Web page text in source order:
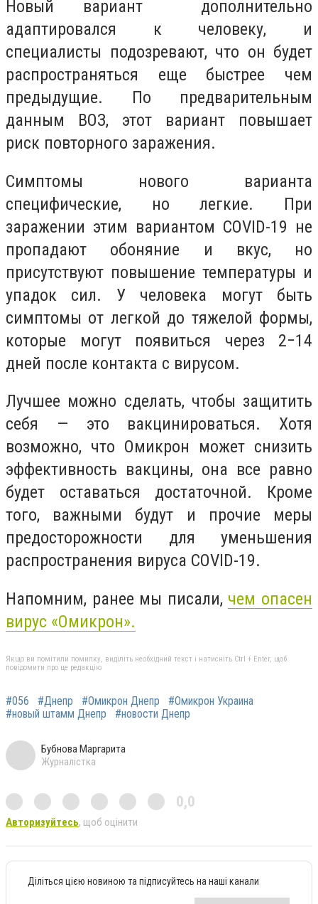
Новый вариант дополнительно
адаптировался к человеку, и
специалисты подозревают, что он будет
распространяться еще быстрее чем
предыдущие. По предварительным
данным ВОЗ, этот вариант повышает
риск повторного заражения.
Симптомы нового варианта
специфические, но легкие. При
заражении этим вариантом COVID-19 не
пропадают обоняние и вкус, но
присутствуют повышение температуры и
упадок сил. У человека могут быть
симптомы от легкой до тяжелой формы,
которые могут появиться через 2−14
дней после контакта с вирусом.
Лучшее можно сделать, чтобы защитить
себя — это вакцинироваться. Хотя
возможно, что Омикрон может снизить
эффективность вакцины, она все равно
будет оставаться достаточной. Кроме
того, важными будут и прочие меры
предосторожности для уменьшения
распространения вируса COVID-19.
Напомним, ранее мы писали, чем опасен
вирус «Омикрон».
Якщо ви помітили помилку, виділіть необхідний текст і натисніть Ctrl + Enter, щоб
повідомити про це редакцію
#056 #Днепр #Омикрон Днепр
#Омикрон Украина
#новый штамм Днепр
#новости Днепр
Бубнова Маргарита
Журналістка
0,0
Авторизуйтесь, щоб оцінити
Діліться цією новиною та підписуйтесь на наші канали